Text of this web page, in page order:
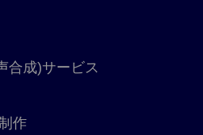
合成)サービス
作